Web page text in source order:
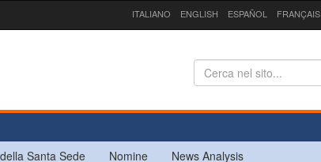
ITALIANO ENGLISH ESPAÑOL FRANÇAIS
Santa Sede Nomine News Analysis